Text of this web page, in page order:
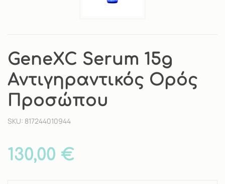
GeneXC Serum 15g
Αντιγηραντικός Ορός
Προσώπου
SKU: 817244010944
130,00 €